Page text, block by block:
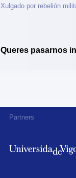
Xulgado por rebelión
Queres pasarnos
Partners